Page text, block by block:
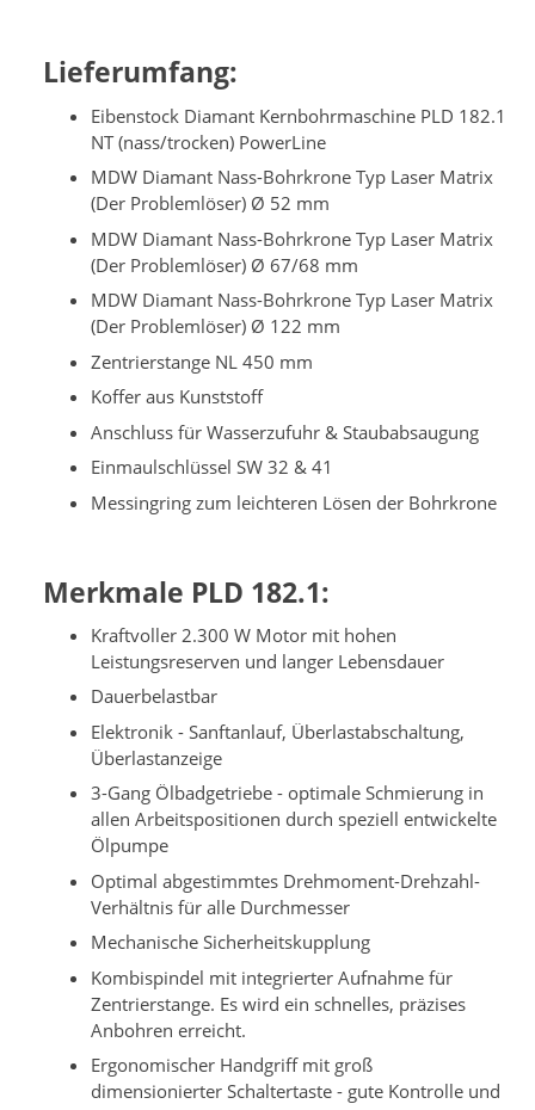
Lieferumfang:
Eibenstock Diamant Kernbohrmaschine PLD 182.1
NT (nass/trocken) PowerLine
MDW Diamant Nass-Bohrkrone Typ Laser Matrix
(Der Problemlöser) Ø 52 mm
MDW Diamant Nass-Bohrkrone Typ Laser Matrix
(Der Problemlöser) Ø 67/68 mm
MDW Diamant Nass-Bohrkrone Typ Laser Matrix
(Der Problemlöser) Ø 122 mm
Zentrierstange NL 450 mm
Koffer aus Kunststoff
Anschluss für Wasserzufuhr & Staubabsaugung
Einmaulschlüssel SW 32 & 41
Messingring zum leichteren Lösen der Bohrkrone
Merkmale PLD 182.1:
Kraftvoller 2.300 W Motor mit hohen
Leistungsreserven und langer Lebensdauer
Dauerbelastbar
Elektronik - Sanftanlauf, Überlastabschaltung,
Überlastanzeige
3-Gang Ölbadgetriebe - optimale Schmierung in
allen Arbeitspositionen durch speziell entwickelte
Ölpumpe
Optimal abgestimmtes Drehmoment-Drehzahl-
Verhältnis für alle Durchmesser
Mechanische Sicherheitskupplung
Kombispindel mit integrierter Aufnahme für
Zentrierstange. Es wird ein schnelles, präzises
Anbohren erreicht.
Ergonomischer Handgriff mit groß
dimensionierter Schaltertaste - gute Kontrolle und